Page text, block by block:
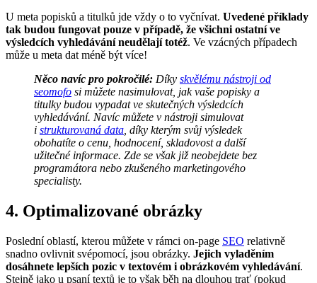
U meta popisků a titulků jde vždy o to vyčnívat. Uvedené příklady
tak budou fungovat pouze v případě, že všichni ostatní ve
výsledcích vyhledávání neudělají totéž. Ve vzácných případech
může u meta dat méně být více!
Něco navíc pro pokročilé: Díky skvělému nástroji od
seomofo si můžete nasimulovat, jak vaše popisky a
titulky budou vypadat ve skutečných výsledcích
vyhledávání. Navíc můžete v nástroji simulovat
i strukturovaná data , díky kterým svůj výsledek
obohatíte o cenu, hodnocení, skladovost a další
užitečné informace. Zde se však již neobejdete bez
programátora nebo zkušeného marketingového
specialisty.
4. Optimalizované obrázky
Poslední oblastí, kterou můžete v rámci on-page SEO relativně
snadno ovlivnit svépomocí, jsou obrázky. Jejich vyladěním
dosáhnete lepších pozic v textovém i obrázkovém vyhledávání.
Stejně jako u psaní textů je to však běh na dlouhou trať (pokud